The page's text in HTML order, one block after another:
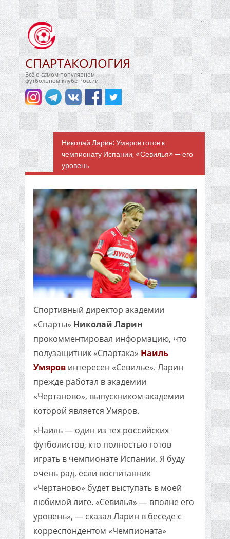
СПАРТАКОЛОГИЯ
Всё о самом популярном
футбольном клубе России
Николай Ларин: Умяров готов к
чемпионату Испании, «Севилья» — его
уровень
Спортивный директор академии
«Спарты» Николай Ларин
прокомментировал информацию, что
полузащитник «Спартака» Наиль
Умяров интересен «Севилье». Ларин
прежде работал в академии
«Чертаново», выпускником академии
которой является Умяров.
«Наиль — один из тех российских
футболистов, кто полностью готов
играть в чемпионате Испании. Я буду
очень рад, если воспитанник
«Чертаново» будет выступать в моей
любимой лиге. «Севилья» — вполне его
уровень», — сказал Ларин в беседе с
корреспондентом «Чемпионата»